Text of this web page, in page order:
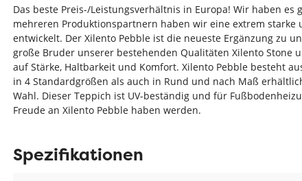
Das beste Preis-/Leistungsverhältnis in Europa! Wir haben
mehreren Produktionspartnern haben wir eine extrem
entwickelt. Der Xilento Pebble ist die neueste Ergänzung zu
große Bruder unserer bestehenden Qualitäten Xilento Stone
auf Stärke, Haltbarkeit und Komfort. Xilento Pebble besteht
in 4 Standardgrößen als auch in Rund und nach Maß
Wahl. Dieser Teppich ist UV-beständig und für
Freude an Xilento Pebble haben werden.
Spezifikationen